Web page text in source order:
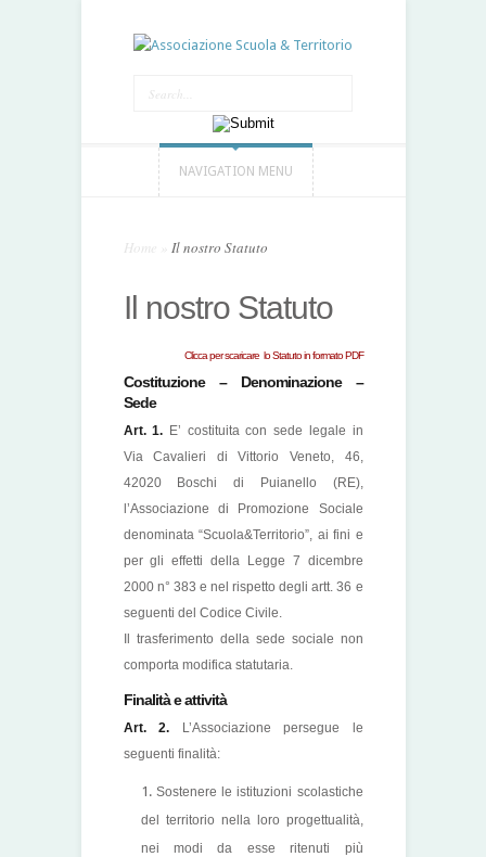
NAVIGATION MENU
Home Il nostro Statuto
Il nostro Statuto
Clicca per scaricare lo Statuto in formato PDF
Costituzione – Denominazione –
Sede
Art. 1. E’ costituita con sede legale in
Via Cavalieri di Vittorio Veneto, 46,
42020 Boschi di Puianello (RE),
l’Associazione di Promozione Sociale
denominata “Scuola&Territorio”, ai fini e
per gli effetti della Legge 7 dicembre
2000 n° 383 e nel rispetto degli artt. 36 e
seguenti del Codice Civile.
Il trasferimento della sede sociale non
comporta modifica statutaria.
Finalità e attività
Art. 2.
L’Associazione persegue le
seguenti finalità:
Sostenere le istituzioni scolastiche
del territorio nella loro progettualità,
nei modi da esse ritenuti più